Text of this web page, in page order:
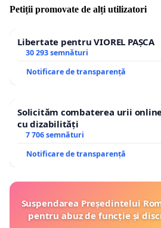
Petiții promovate de alți utilizatori
Libertate pentru VIOREL PAȘCA
30 293 semnături
Notificare de transparență
Solicităm combaterea urii
cu dizabilități
7 706 semnături
Notificare de transparență
Suspendarea Președintelui
pentru abuz de funcție și